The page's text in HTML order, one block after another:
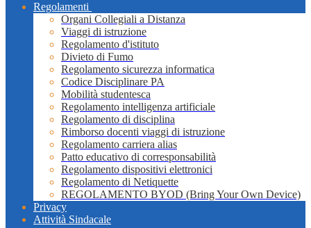
Regolamenti
Organi Collegiali a Distanza
Viaggi di istruzione
Regolamento d'istituto
Divieto di Fumo
Regolamento sicurezza informatica
Codice Disciplinare PA
Mobilità studentesca
Regolamento intelligenza artificiale
Regolamento di disciplina
Rimborso docenti viaggi di istruzione
Regolamento carriera alias
Patto educativo di corresponsabilità
Regolamento dispositivi elettronici
Regolamento di Netiquette
REGOLAMENTO BYOD (Bring Your Own Device)
Privacy
Attività Sindacale